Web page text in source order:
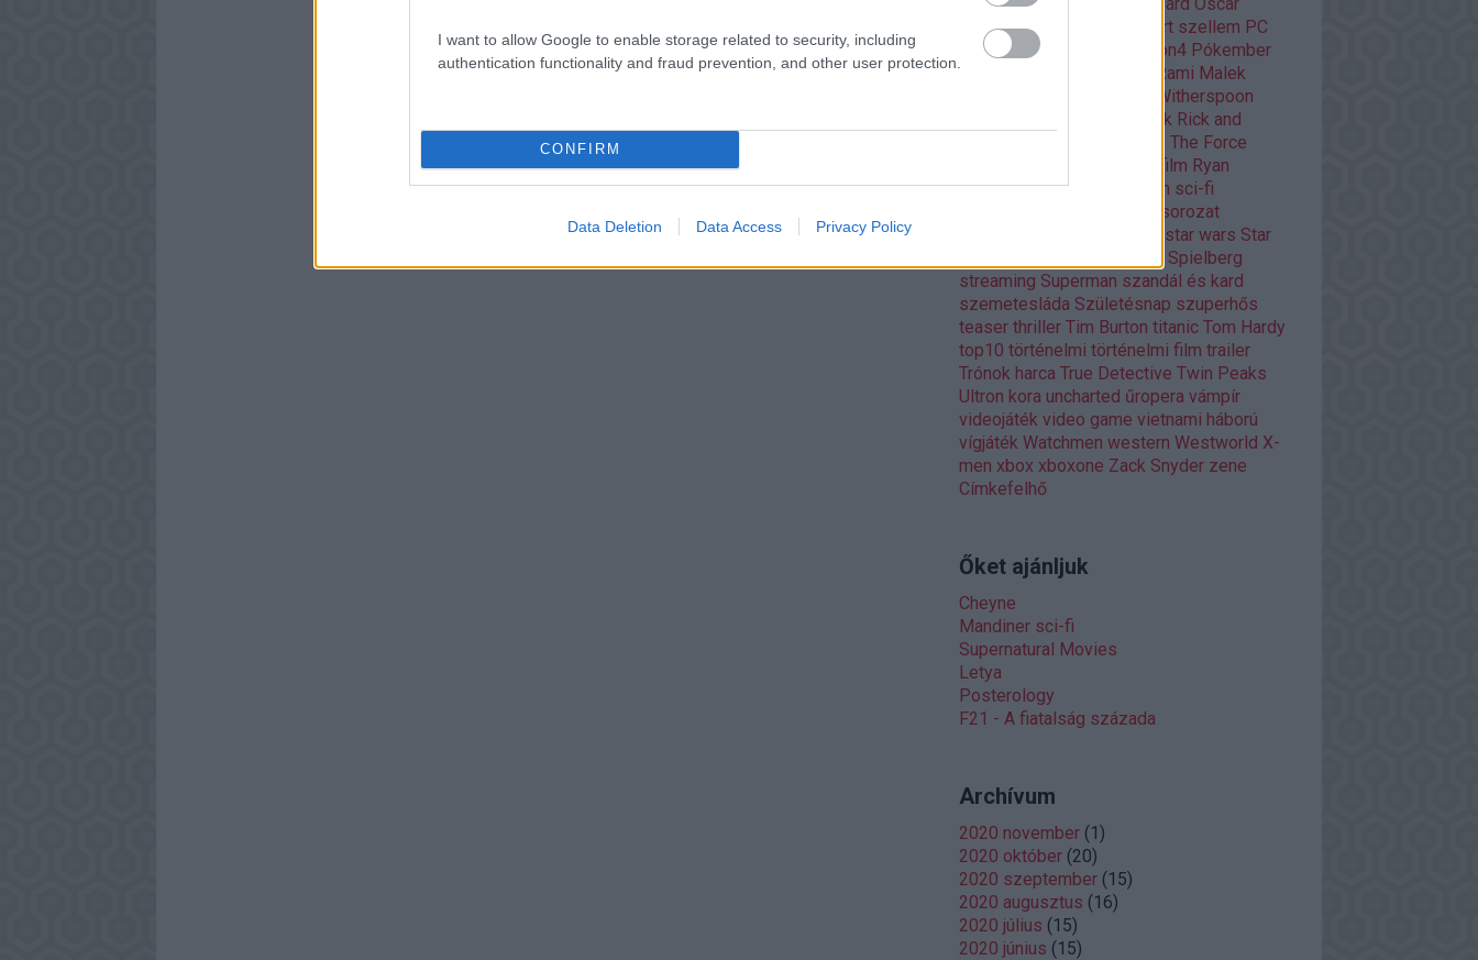
I want to allow Google to enable storage related to security, including
authentication functionality and fraud prevention, and other user protection.
CONFIRM
Data Deletion Data Access Privacy Policy
Oscarra várva
Páncélba zárt szellem PC
Pixar playstation playstation4 Pókember
politika
Rami Malek
Reese Witherspoon
retro filmek Rick and
Road to The Force
rövidfilm Ryan
Gosling Scarlett Johansson sci-fi
sorozat
star wars Star
Steven Spielberg
streaming Superman szandál és kard
szemetesláda Születésnap szuperhős
teaser thriller Tim Burton titanic Tom Hardy
top10 történelmi történelmi film trailer
Trónok harca True Detective Twin Peaks
Ultron kora uncharted űropera vámpír
videojáték video game vietnami háború
vígjáték Watchmen western Westworld X-
men xbox xboxone Zack Snyder zene
Címkefelhő
Őket ajánljuk
Cheyne
Mandiner sci-fi
Supernatural Movies
Letya
Posterology
F21 - A fiatalság százada
Archívum
2020 november (1)
2020 október (20)
2020 szeptember (15)
2020 augusztus (16)
2020 július (15)
2020 június (15)